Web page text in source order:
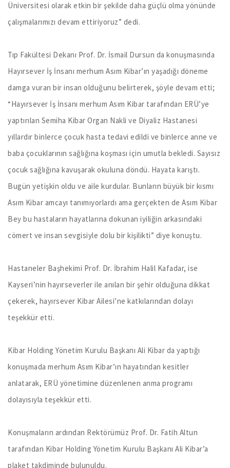
Üniversitesi olarak etkin bir şekilde daha güçlü olma yönünde
çalışmalarımızı devam ettiriyoruz” dedi.
Tıp Fakültesi Dekanı Prof. Dr. İsmail Dursun da konuşmasında
Hayırsever İş İnsanı merhum Asım Kibar’ın yaşadığı döneme
damga vuran bir insan olduğunu belirterek, şöyle devam etti;
“Hayırsever İş İnsanı merhum Asım Kibar tarafından ERÜ’ye
yaptırılan Semiha Kibar Organ Nakli ve Diyaliz Hastanesi
yıllardır binlerce çocuk hasta tedavi edildi ve binlerce anne ve
baba çocuklarının sağlığına koşması için umutla bekledi. Sayısız
çocuk sağlığına kavuşarak okuluna döndü. Hayata karıştı.
Bugün yetişkin oldu ve aile kurdular. Bunların büyük bir kısmı
Asım Kibar amcayı tanımıyorlardı ama gerçekten de Asım Kibar
Bey bu hastaların hayatlarına dokunan iyiliğin arkasındaki
cömert ve insan sevgisiyle dolu bir kişilikti” diye konuştu.
Hastaneler Başhekimi Prof. Dr. İbrahim Halil Kafadar, ise
Kayseri’nin hayırseverler ile anılan bir şehir olduğuna dikkat
çekerek, hayırsever Kibar Ailesi’ne katkılarından dolayı
teşekkür etti.
Kibar Holding Yönetim Kurulu Başkanı Ali Kibar da yaptığı
konuşmada merhum Asım Kibar’ın hayatından kesitler
anlatarak, ERÜ yönetimine düzenlenen anma programı
dolayısıyla teşekkür etti.
Konuşmaların ardından Rektörümüz Prof. Dr. Fatih Altun
tarafından Kibar Holding Yönetim Kurulu Başkanı Ali Kibar’a
plaket takdiminde bulunuldu.